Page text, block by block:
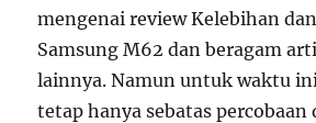
mengenai review Kelebihan
Samsung M62 dan beragam
lainnya. Namun untuk waktu
tetap hanya sebatas percobaan